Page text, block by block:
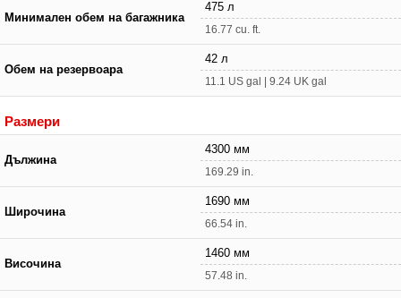
Минимален обем на багажника
475 л
16.77 cu. ft.
Обем на резервоара
42 л
11.1 US gal | 9.24 UK gal
Размери
Дължина
4300 мм
169.29 in.
Широчина
1690 мм
66.54 in.
Височина
1460 мм
57.48 in.